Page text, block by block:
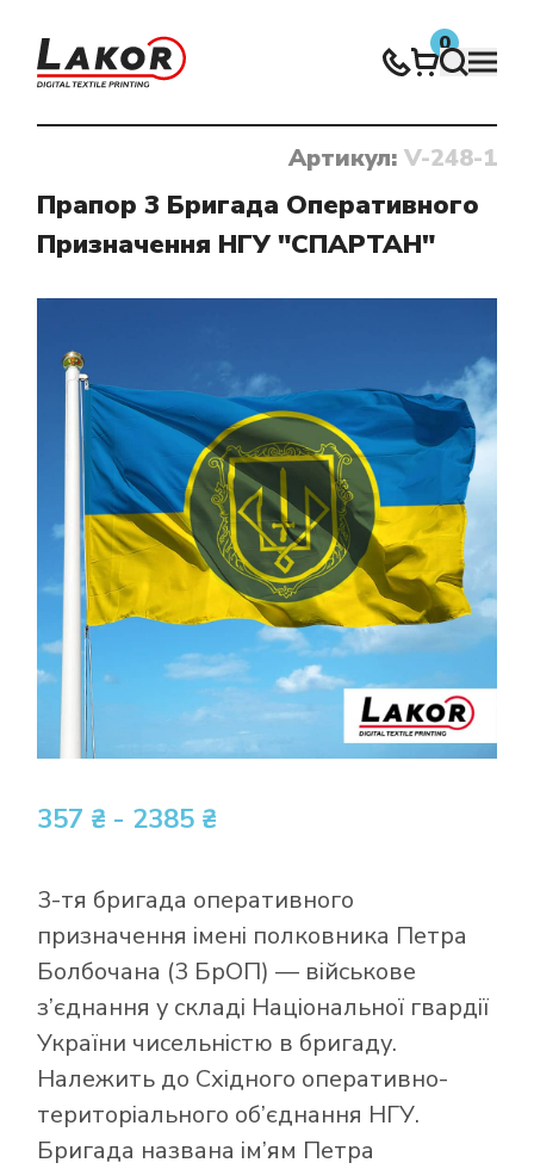
0
Нічого не знайдено
Артикул: V-248-1
Прапор 3 Бригада Оперативного
Призначення НГУ "СПАРТАН"
357 ₴ - 2385 ₴
3-тя бригада оперативного
призначення імені полковника Петра
Болбочана (3 БрОП) — військове
з’єднання у складі Національної гвардії
України чисельністю в бригаду.
Належить до Східного оперативно-
територіального об’єднання НГУ.
Бригада названа ім’ям Петра